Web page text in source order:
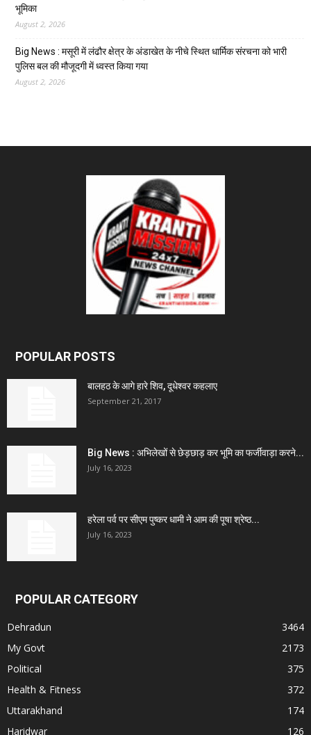
भूमिका
August 2, 2026
Big News : मसूरी में लंढौर क्षेत्र के अंडाखेत के नीचे स्थित धार्मिक संरचना को भारी
पुलिस बल की मौजूदगी में ध्वस्त किया गया
August 2, 2026
POPULAR POSTS
बालहठ के आगे हारे शिव, दूधेश्वर कहलाए
September 21, 2017
Big News : अभिलेखों से छेड़छाड़ कर भूमि का फर्जीवाड़ा करने...
July 16, 2023
हरेला पर्व पर सीएम पुष्कर धामी ने आम की पूषा श्रेष्ठ...
July 16, 2023
POPULAR CATEGORY
Dehradun
3464
My Govt
2173
Political
375
Health & Fitness
372
Uttarakhand
174
Haridwar
126